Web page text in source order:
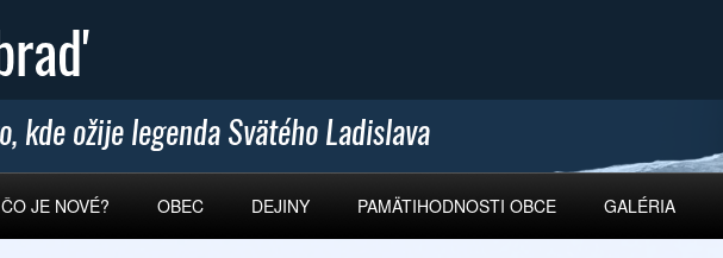
ČO JE NOVÉ? OBEC DEJINY PAMÄTIHODNOSTI OBCE GALÉRIA